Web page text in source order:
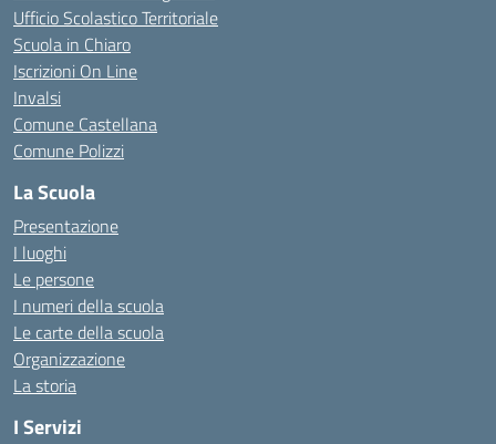
Ufficio Scolastico Territoriale
Scuola in Chiaro
Iscrizioni On Line
Invalsi
Comune Castellana
Comune Polizzi
La Scuola
Presentazione
I luoghi
Le persone
I numeri della scuola
Le carte della scuola
Organizzazione
La storia
I Servizi